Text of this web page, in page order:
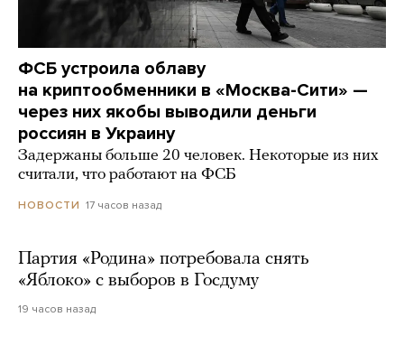
ФСБ устроила облаву
на криптообменники в «Москва-Сити» —
через них якобы выводили деньги
россиян в Украину
Задержаны больше 20 человек. Некоторые из них
считали, что работают на ФСБ
НОВОСТИ 17 часов назад
Партия «Родина» потребовала снять
«Яблоко» с выборов в Госдуму
19 часов назад